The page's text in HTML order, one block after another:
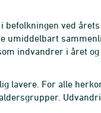
ved årets
umiddelbart
indvandrer i året
lavere. For alle